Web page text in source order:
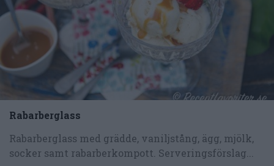
Rabarberglass
Rabarberglass med grädde, vaniljstång, ägg, mjölk,
socker samt rabarberkompott. Serveringsförslag...